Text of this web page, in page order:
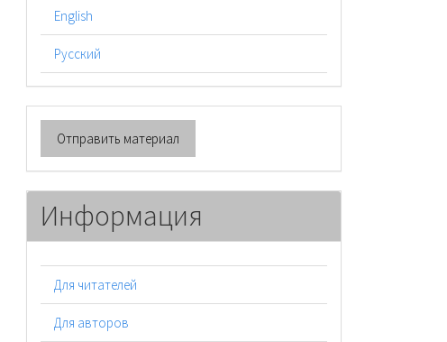
English
Русский
Отправить
материал
Отправить материал
Информация
Для читателей
Для авторов